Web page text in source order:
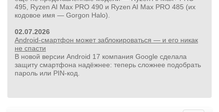
24 500руб.
УШМ болгарка Milwaukee M18 FUEL 2888-20 125 мм,
495, Ryzen AI Max PRO 490 и Ryzen AI Max PRO 485 (их
кодовое имя — Gorgon Halo).
02.07.2026
Android-смартфон может заблокироваться — и его никак
не спасти
В новой версии Android 17 компания Google сделала
защиту смартфона надёжнее: теперь сложнее подобрать
пароль или PIN‑код.